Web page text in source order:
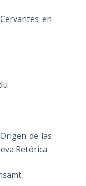
de las
Retórica